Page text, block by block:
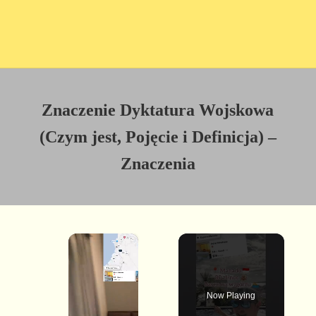
Znaczenie Dyktatura Wojskowa
(Czym jest, Pojęcie i Definicja) –
Znaczenia
×
Now Playing